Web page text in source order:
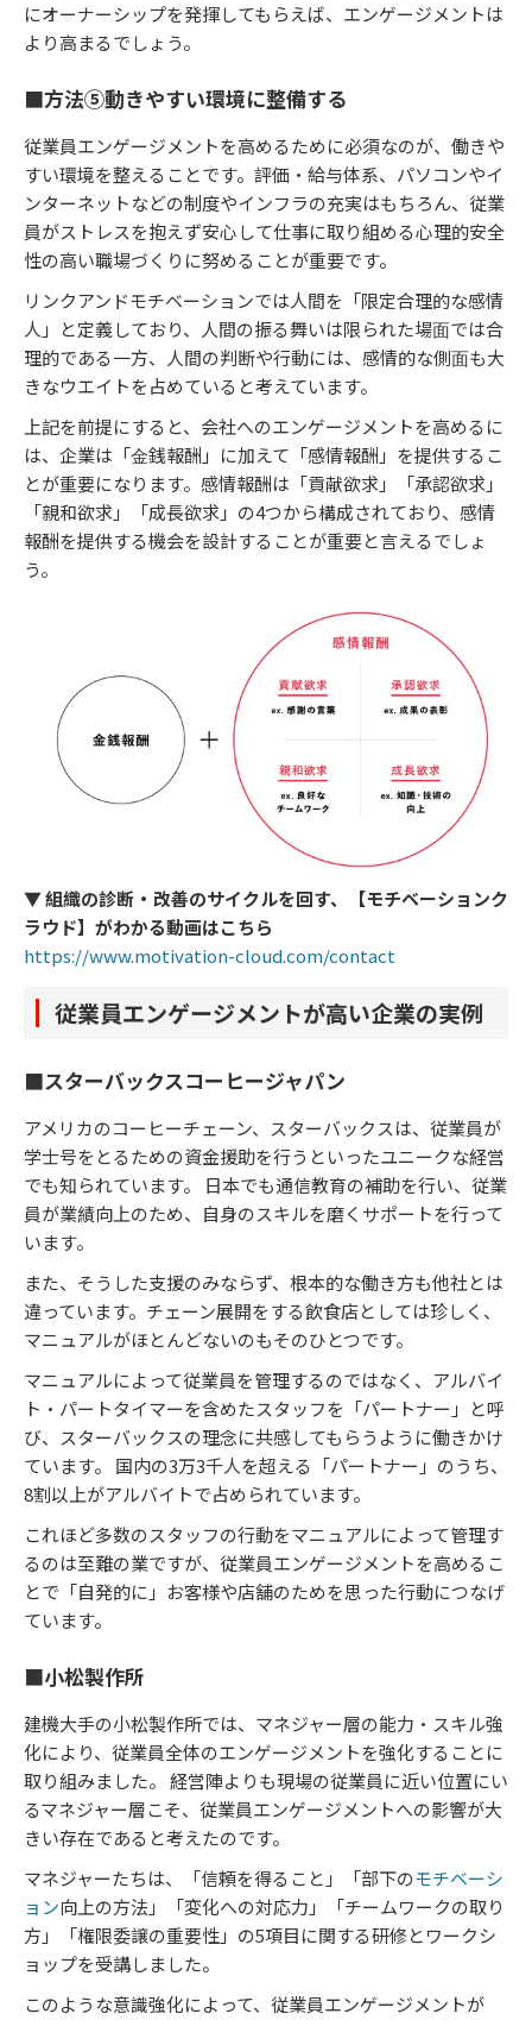
にオーナーシップを発揮してもらえば、エンゲージメントは
より高まるでしょう。
■方法⑤動きやすい環境に整備する
従業員エンゲージメントを高めるために必須なのが、働きや
すい環境を整えることです。評価・給与体系、パソコンやイ
ンターネットなどの制度やインフラの充実はもちろん、従業
員がストレスを抱えず安心して仕事に取り組める心理的安全
性の高い職場づくりに努めることが重要です。
リンクアンドモチベーションでは人間を「限定合理的な感情
人」と定義しており、⼈間の振る舞いは限られた場⾯では合
理的である一方、⼈間の判断や⾏動には、感情的な側⾯も大
きなウエイトを占めていると考えています。
上記を前提にすると、会社へのエンゲージメントを高めるに
は、企業は「⾦銭報酬」に加えて「感情報酬」を提供するこ
とが重要になります。感情報酬は「貢献欲求」「承認欲求」
「親和欲求」「成長欲求」の4つから構成されており、感情
報酬を提供する機会を設計することが重要と言えるでしょ
う。
▼組織の診断・改善のサイクルを回す、【モチベーションク
ラウド】がわかる動画はこちら
https://www.motivation-cloud.com/contact
従業員エンゲージメントが高い企業の実例
■スターバックスコーヒージャパン
アメリカのコーヒーチェーン、スターバックスは、従業員が
学士号をとるための資金援助を行うといったユニークな経営
でも知られています。 日本でも通信教育の補助を行い、従業
員が業績向上のため、自身のスキルを磨くサポートを行って
います。
また、そうした支援のみならず、根本的な働き方も他社とは
違っています。チェーン展開をする飲食店としては珍しく、
マニュアルがほとんどないのもそのひとつです。
マニュアルによって従業員を管理するのではなく、アルバイ
ト・パートタイマーを含めたスタッフを「パートナー」と呼
び、スターバックスの理念に共感してもらうように働きかけ
ています。 国内の3万3千人を超える「パートナー」のうち、
8割以上がアルバイトで占められています。
これほど多数のスタッフの行動をマニュアルによって管理す
るのは至難の業ですが、従業員エンゲージメントを高めるこ
とで「自発的に」お客様や店舗のためを思った行動につなげ
ています。
■小松製作所
建機大手の小松製作所では、マネジャー層の能力・スキル強
化により、従業員全体のエンゲージメントを強化することに
取り組みました。 経営陣よりも現場の従業員に近い位置にい
るマネジャー層こそ、従業員エンゲージメントへの影響が大
きい存在であると考えたのです。
マネジャーたちは、「信頼を得ること」「部下のモチベーシ
ョン向上の方法」「変化への対応力」「チームワークの取り
方」「権限委譲の重要性」の5項目に関する研修とワークシ
ョップを受講しました。
このような意識強化によって、従業員エンゲージメントが